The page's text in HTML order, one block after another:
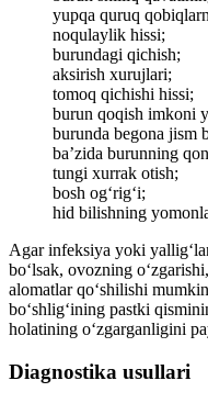
yupqa quruq
noqulaylik hissi;
burundagi qichish;
aksirish xurujlari;
tomoq qichishi hissi;
burun qoqish imkoni
burunda begona jism
ba’zida burunning
tungi xurrak otish;
bosh og‘rig‘i;
hid bilishning
Agar infeksiya yoki
bo‘lsak, ovozning
alomatlar qo‘shilishi
bo‘shlig‘ining pastki
holatining o‘zgarganligini
Diagnostika usullari